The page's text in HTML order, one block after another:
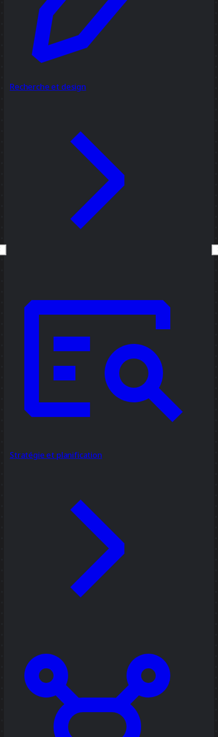
Recherche et design
Stratégie et planification